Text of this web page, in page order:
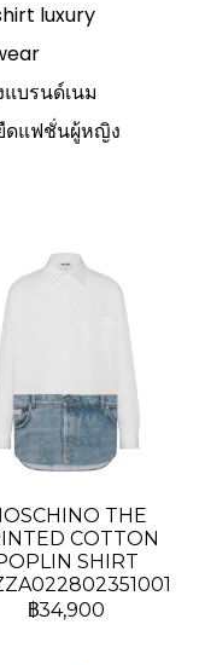
luxury
บรนด์เนม
ดแฟชั่นผู้หญิง
THE
COTTON
SHIRT
฿34,900